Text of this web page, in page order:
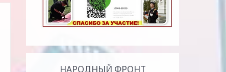
НАРОДНЫЙ ФРОНТ